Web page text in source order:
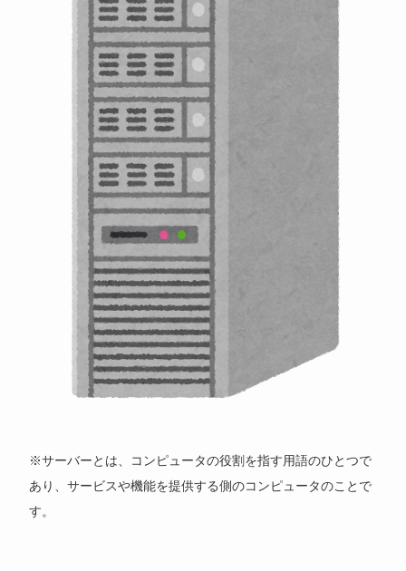
※サーバーとは、コンピュータの役割を指す用語のひとつで
あり、サービスや機能を提供する側のコンピュータのことで
す。